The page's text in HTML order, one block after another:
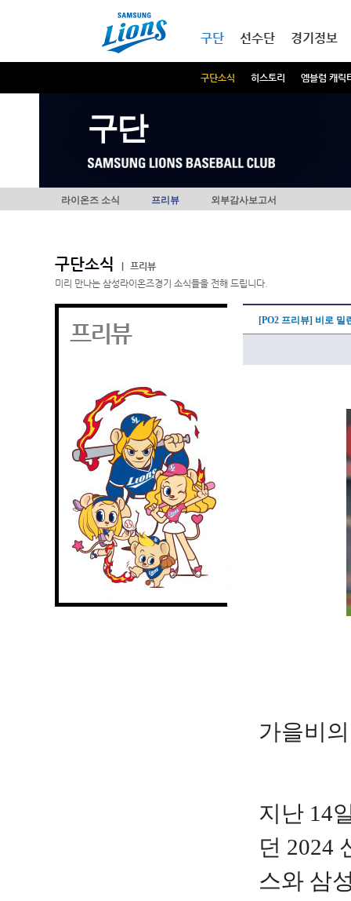
구단
구단소식 히스토리 엠블럼 캐릭
선수단 경기정보
구단
라이온즈 소식 프리뷰 외부감사보고서
구단소식
프리뷰
미리 만나는 삼성라이온즈경기 소식들을 전해 드립니다.
프리뷰 [PO2 프리뷰] 비로 밀
가을비
지난 14
던 2024
스와 삼